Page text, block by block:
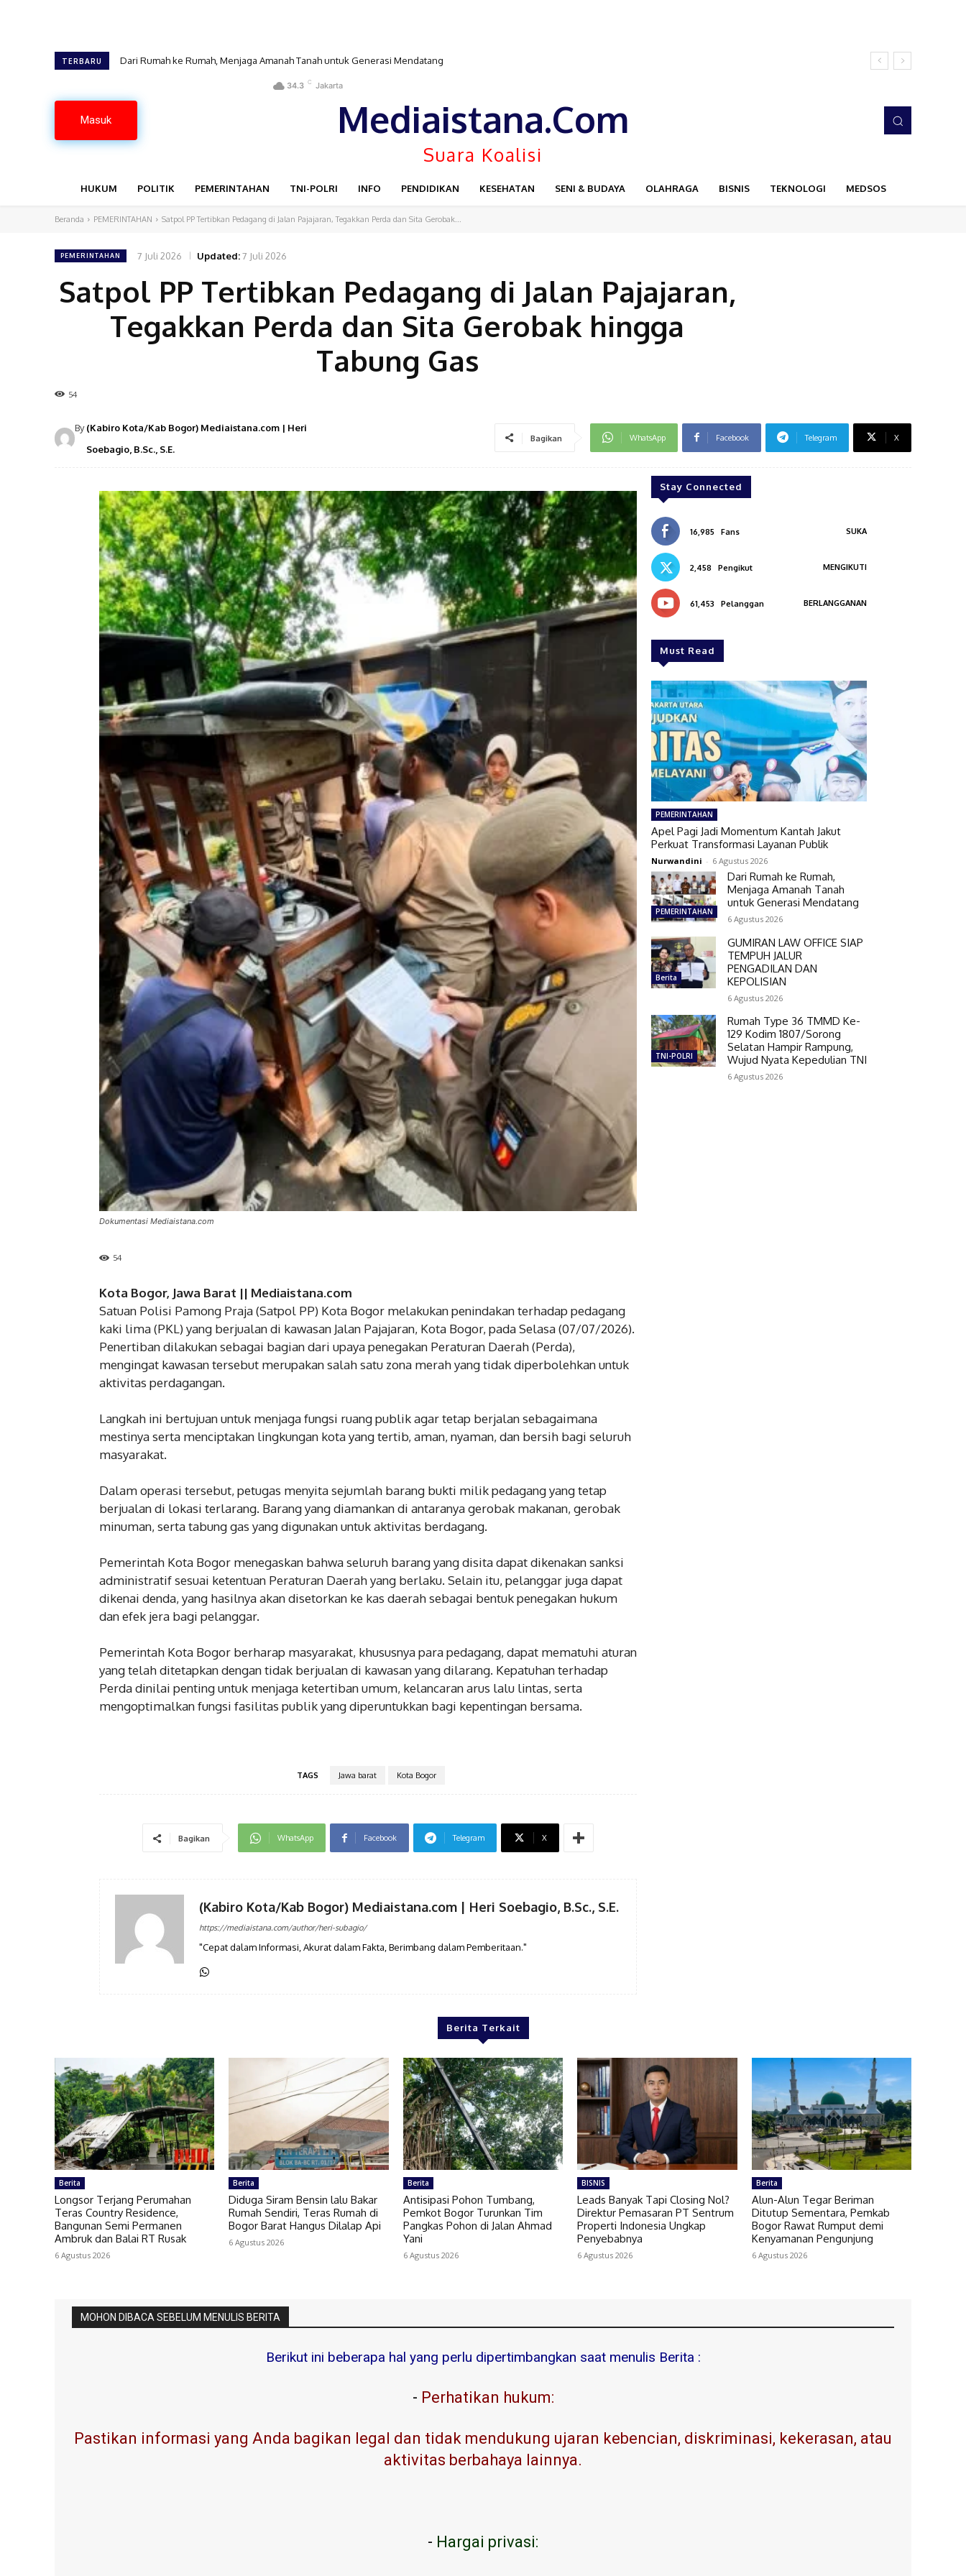
TERBARU Dari Rumah ke Rumah, Menjaga Amanah Tanah untuk Generasi Mendatang
GUMIRAN LAW OFFICE SIAP TEMPUH JALUR PENGADILAN DAN KEPOLISIAN
Masuk
34.3 C Jakarta
Mediaistana.Com
Suara Koalisi
HUKUM POLITIK PEMERINTAHAN TNI-POLRI INFO PENDIDIKAN KESEHATAN SENI & BUDAYA OLAHRAGA BISNIS TEKNOLOGI MEDSOS
Beranda PEMERINTAHAN Satpol PP Tertibkan Pedagang di Jalan Pajajaran, Tegakkan Perda dan Sita Gerobak...
PEMERINTAHAN 7 Juli 2026 Updated:7 Juli 2026
Satpol PP Tertibkan Pedagang di Jalan Pajajaran,
Tegakkan Perda dan Sita Gerobak hingga
Tabung Gas
54
By (Kabiro Kota/Kab Bogor) Mediaistana.com | Heri
Soebagio, B.Sc., S.E.
Bagikan WhatsApp Facebook Telegram X
Dokumentasi Mediaistana.com
54
Kota Bogor, Jawa Barat || Mediaistana.com
Satuan Polisi Pamong Praja (Satpol PP) Kota Bogor melakukan penindakan terhadap pedagang
kaki lima (PKL) yang berjualan di kawasan Jalan Pajajaran, Kota Bogor, pada Selasa (07/07/2026).
Penertiban dilakukan sebagai bagian dari upaya penegakan Peraturan Daerah (Perda),
mengingat kawasan tersebut merupakan salah satu zona merah yang tidak diperbolehkan untuk
aktivitas perdagangan.
Langkah ini bertujuan untuk menjaga fungsi ruang publik agar tetap berjalan sebagaimana
mestinya serta menciptakan lingkungan kota yang tertib, aman, nyaman, dan bersih bagi seluruh
masyarakat.
Dalam operasi tersebut, petugas menyita sejumlah barang bukti milik pedagang yang tetap
berjualan di lokasi terlarang. Barang yang diamankan di antaranya gerobak makanan, gerobak
minuman, serta tabung gas yang digunakan untuk aktivitas berdagang.
Pemerintah Kota Bogor menegaskan bahwa seluruh barang yang disita dapat dikenakan sanksi
administratif sesuai ketentuan Peraturan Daerah yang berlaku. Selain itu, pelanggar juga dapat
dikenai denda, yang hasilnya akan disetorkan ke kas daerah sebagai bentuk penegakan hukum
dan efek jera bagi pelanggar.
Pemerintah Kota Bogor berharap masyarakat, khususnya para pedagang, dapat mematuhi aturan
yang telah ditetapkan dengan tidak berjualan di kawasan yang dilarang. Kepatuhan terhadap
Perda dinilai penting untuk menjaga ketertiban umum, kelancaran arus lalu lintas, serta
mengoptimalkan fungsi fasilitas publik yang diperuntukkan bagi kepentingan bersama.
TAGS Jawa barat Kota Bogor
Bagikan WhatsApp Facebook Telegram X
(Kabiro Kota/Kab Bogor) Mediaistana.com | Heri Soebagio, B.Sc., S.E.
https://mediaistana.com/author/heri-subagio/
"Cepat dalam Informasi, Akurat dalam Fakta, Berimbang dalam Pemberitaan."
Stay Connected
16,985 Fans SUKA
2,458 Pengikut MENGIKUTI
61,453 Pelanggan BERLANGGANAN
Must Read
PEMERINTAHAN
Apel Pagi Jadi Momentum Kantah Jakut
Perkuat Transformasi Layanan Publik
Nurwandini - 6 Agustus 2026
PEMERINTAHAN
Dari Rumah ke Rumah,
Menjaga Amanah Tanah
untuk Generasi Mendatang
6 Agustus 2026
Berita
GUMIRAN LAW OFFICE SIAP
TEMPUH JALUR
PENGADILAN DAN
KEPOLISIAN
6 Agustus 2026
TNI-POLRI
Rumah Type 36 TMMD Ke-
129 Kodim 1807/Sorong
Selatan Hampir Rampung,
Wujud Nyata Kepedulian TNI
6 Agustus 2026
Berita Terkait
Berita
Longsor Terjang Perumahan
Teras Country Residence,
Bangunan Semi Permanen
Ambruk dan Balai RT Rusak
6 Agustus 2026
Berita
Diduga Siram Bensin lalu Bakar
Rumah Sendiri, Teras Rumah di
Bogor Barat Hangus Dilalap Api
6 Agustus 2026
Berita
Antisipasi Pohon Tumbang,
Pemkot Bogor Turunkan Tim
Pangkas Pohon di Jalan Ahmad
Yani
6 Agustus 2026
BISNIS
Leads Banyak Tapi Closing Nol?
Direktur Pemasaran PT Sentrum
Properti Indonesia Ungkap
Penyebabnya
6 Agustus 2026
Berita
Alun-Alun Tegar Beriman
Ditutup Sementara, Pemkab
Bogor Rawat Rumput demi
Kenyamanan Pengunjung
6 Agustus 2026
MOHON DIBACA SEBELUM MENULIS BERITA
Berikut ini beberapa hal yang perlu dipertimbangkan saat menulis Berita :
- Perhatikan hukum:
Pastikan informasi yang Anda bagikan legal dan tidak mendukung ujaran kebencian, diskriminasi, kekerasan, atau
aktivitas berbahaya lainnya.
- Hargai privasi: